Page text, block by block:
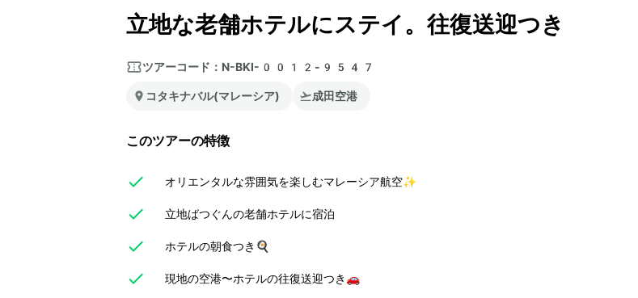
立地な老舗ホテルにステイ。往復送迎つき
ツアーコード： N-BKI-0012-9547
コタキナバル(マレーシア) 成田空港
このツアーの特徴
オリエンタルな雰囲気を楽しむマレーシア航空✨
立地ばつぐんの老舗ホテルに宿泊
ホテルの朝食つき🍳
現地の空港〜ホテルの往復送迎つき🚗